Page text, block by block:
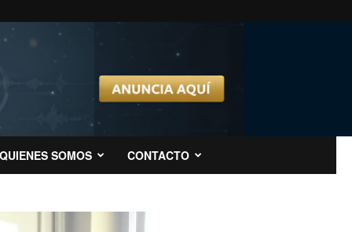
QUIENES SOMOS CONTACTO